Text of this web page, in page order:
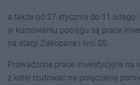
a także od 27 stycznia do 11
w kursowaniu pociągu są prace
na stacji Zakopane i linii S5.
Prowadzone prace inwestycyjne na
z kolei rzutować na połączenie